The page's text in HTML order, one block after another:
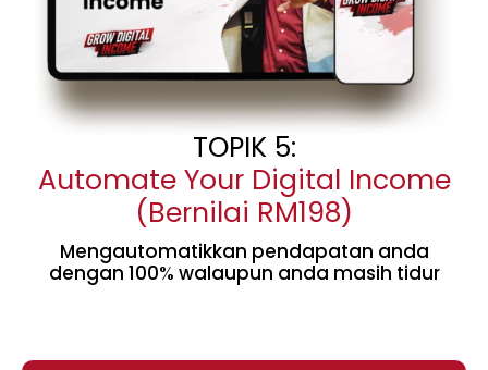
TOPIK 5:
Automate Your Digital Income
(Bernilai RM198)
Mengautomatikkan pendapatan anda
dengan 100% walaupun anda masih tidur